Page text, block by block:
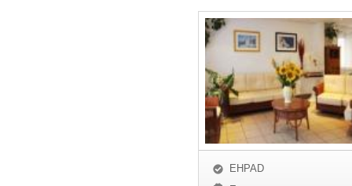
EHPAD